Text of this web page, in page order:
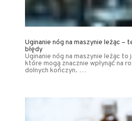
Uginanie nóg na maszynie leżąc –
błędy
Uginanie nóg na maszynie leżąc
które mogą znacznie wpłynąć na
dolnych kończyn. …